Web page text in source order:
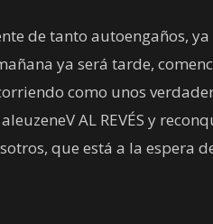
de tanto autoengaños,
ya será tarde,
como unos
AL REVÉS y
que está a la espera